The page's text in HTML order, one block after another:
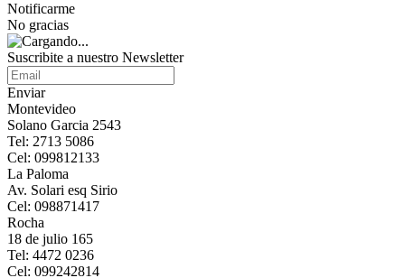
Notificarme
No gracias
Suscribite a nuestro Newsletter
Enviar
Montevideo
Solano Garcia 2543
Tel: 2713 5086
Cel: 099812133
La Paloma
Av. Solari esq Sirio
Cel: 098871417
Rocha
18 de julio 165
Tel: 4472 0236
Cel: 099242814